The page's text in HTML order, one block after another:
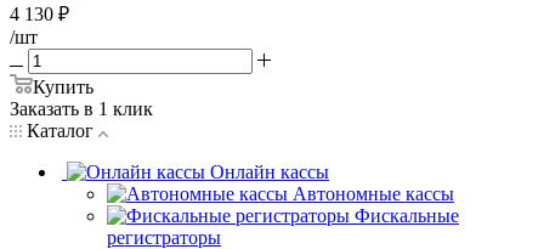
4 130 ₽
/шт
Купить
Заказать в 1 клик
Каталог
Онлайн кассы
Автономные кассы
Фискальные
регистраторы